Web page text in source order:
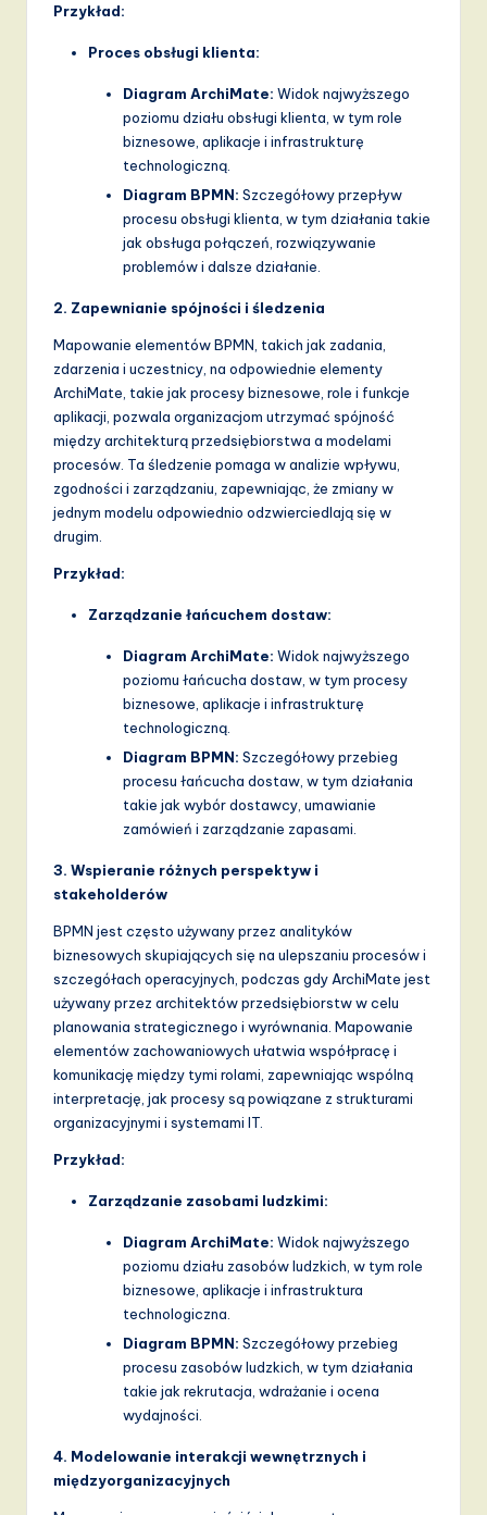
Przykład:
Proces obsługi klienta:
Diagram ArchiMate: Widok najwyższego
poziomu działu obsługi klienta, w tym role
biznesowe, aplikacje i infrastrukturę
technologiczną.
Diagram BPMN: Szczegółowy przepływ
procesu obsługi klienta, w tym działania takie
jak obsługa połączeń, rozwiązywanie
problemów i dalsze działanie.
2. Zapewnianie spójności i śledzenia
Mapowanie elementów BPMN, takich jak zadania,
zdarzenia i uczestnicy, na odpowiednie elementy
ArchiMate, takie jak procesy biznesowe, role i funkcje
aplikacji, pozwala organizacjom utrzymać spójność
między architekturą przedsiębiorstwa a modelami
procesów. Ta śledzenie pomaga w analizie wpływu,
zgodności i zarządzaniu, zapewniając, że zmiany w
jednym modelu odpowiednio odzwierciedlają się w
drugim.
Przykład:
Zarządzanie łańcuchem dostaw:
Diagram ArchiMate: Widok najwyższego
poziomu łańcucha dostaw, w tym procesy
biznesowe, aplikacje i infrastrukturę
technologiczną.
Diagram BPMN: Szczegółowy przebieg
procesu łańcucha dostaw, w tym działania
takie jak wybór dostawcy, umawianie
zamówień i zarządzanie zapasami.
3. Wspieranie różnych perspektyw i
stakeholderów
BPMN jest często używany przez analityków
biznesowych skupiających się na ulepszaniu procesów i
szczegółach operacyjnych, podczas gdy ArchiMate jest
używany przez architektów przedsiębiorstw w celu
planowania strategicznego i wyrównania. Mapowanie
elementów zachowaniowych ułatwia współpracę i
komunikację między tymi rolami, zapewniając wspólną
interpretację, jak procesy są powiązane z strukturami
organizacyjnymi i systemami IT.
Przykład:
Zarządzanie zasobami ludzkimi:
Diagram ArchiMate: Widok najwyższego
poziomu działu zasobów ludzkich, w tym role
biznesowe, aplikacje i infrastruktura
technologiczna.
Diagram BPMN: Szczegółowy przebieg
procesu zasobów ludzkich, w tym działania
takie jak rekrutacja, wdrażanie i ocena
wydajności.
4. Modelowanie interakcji wewnętrznych i
międzyorganizacyjnych